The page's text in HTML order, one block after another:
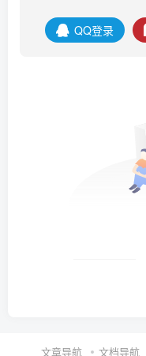
QQ登录
文章导航 文档导航